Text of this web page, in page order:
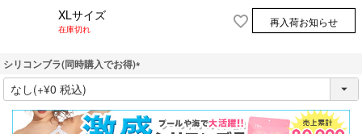
XLサイズ
在庫切れ
再入荷お知らせ
シリコンブラ(同時購入でお得)
(
必
須
)